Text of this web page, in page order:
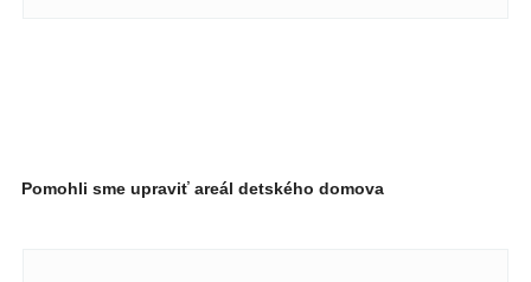
Pomohli sme upraviť areál detského domova